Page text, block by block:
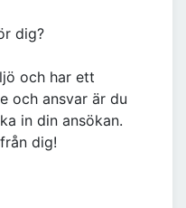
dig?
och har ett
och ansvar är du
in din ansökan.
dig!